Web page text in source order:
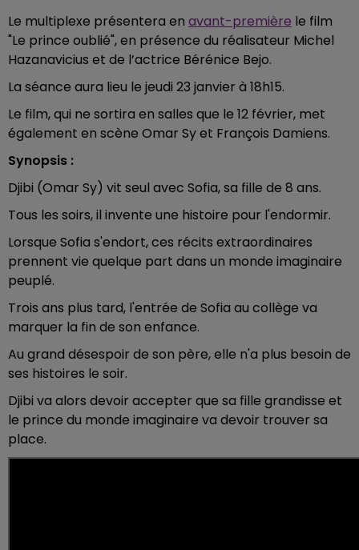
Le multiplexe présentera en avant-première le film
"Le prince oublié", en présence du réalisateur Michel
Hazanavicius et de l’actrice Bérénice Bejo.
La séance aura lieu le jeudi 23 janvier à 18h15.
Le film, qui ne sortira en salles que le 12 février, met
également en scène Omar Sy et François Damiens.
Synopsis :
Djibi (Omar Sy) vit seul avec Sofia, sa fille de 8 ans.
Tous les soirs, il invente une histoire pour l'endormir.
Lorsque Sofia s'endort, ces récits extraordinaires
prennent vie quelque part dans un monde imaginaire
peuplé.
Trois ans plus tard, l'entrée de Sofia au collège va
marquer la fin de son enfance.
Au grand désespoir de son père, elle n'a plus besoin de
ses histoires le soir.
Djibi va alors devoir accepter que sa fille grandisse et
le prince du monde imaginaire va devoir trouver sa
place.